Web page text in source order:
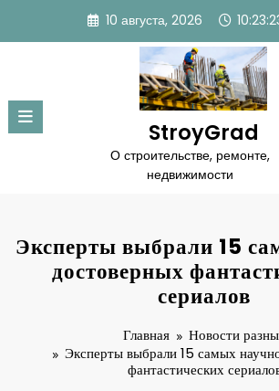
содержимому
10 августа, 2026
StroyGrad
О строительстве, ремонте,
недвижимости
Эксперты выбрали 15
достоверных
сериалов
Главная
Новости
Эксперты выбрали 15 самых
фантастических